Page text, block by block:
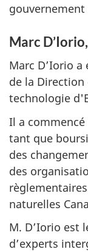
gouvernement
Marc
Marc D’Iorio
de la Direction
technologie
Il a
tant que
des
des
naturelles
M. D’Iorio est
d’experts